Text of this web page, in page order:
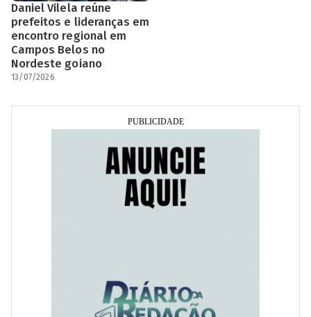
Daniel Vilela reúne
prefeitos e lideranças em
encontro regional em
Campos Belos no
Nordeste goiano
13/07/2026